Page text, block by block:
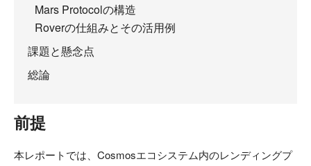
Mars Protocolの構造
Roverの仕組みとその活用例
課題と懸念点
総論
前提
本レポートでは、Cosmosエコシステム内のレンディングプ